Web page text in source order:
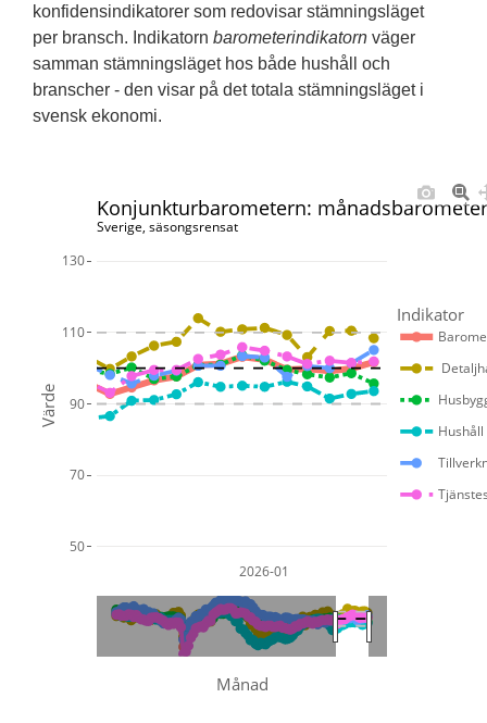
konfidensindikatorer som redovisar stämningsläget
per bransch. Indikatorn barometerindikatorn väger
samman stämningsläget hos både hushåll och
branscher - den visar på det totala stämningsläget i
svensk ekonomi.
2026-01
50
70
90
110
130
Indikator
Hushåll
Konjunkturbarometern:
Sverige, säsongsrensat
Värde
Månad